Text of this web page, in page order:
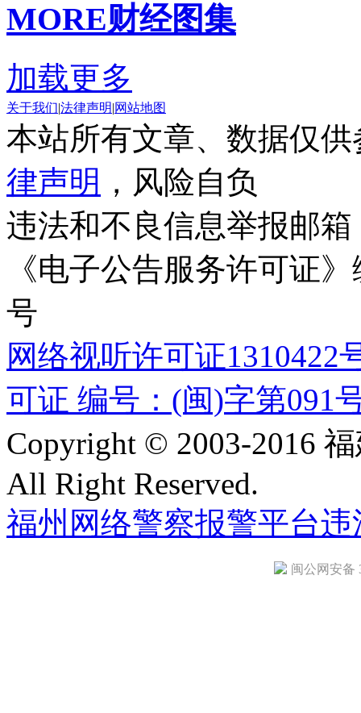
MORE财经图集
加载更多
关于我们|法律声明|网站地图
本站所有文章、数据仅
律声明 ，风险自负
违法和不良信息举报邮箱
《电子公告服务许可证
号
网络视听许可证1310422
可证 编号：(闽)字第091
Copyright © 2003-2016
All Right Reserved.
福州网络警察报警平台违
闽公网安备